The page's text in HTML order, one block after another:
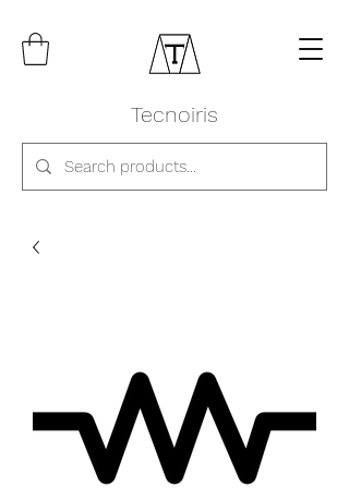
Tecnoiris